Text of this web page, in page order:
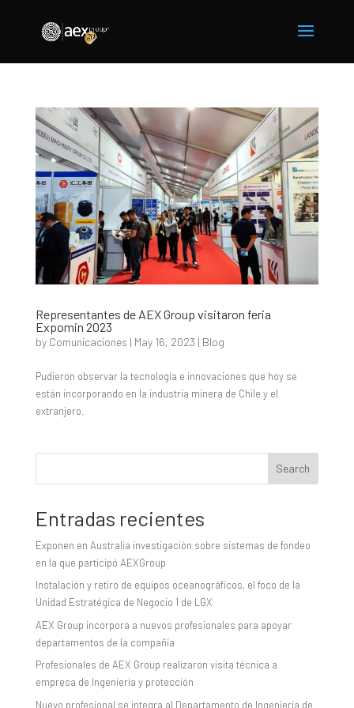
Representantes de AEX Group visitaron feria
Expomin 2023
by Comunicaciones | May 16, 2023 | Blog
Pudieron observar la tecnología e innovaciones que hoy se
están incorporando en la industria minera de Chile y el
extranjero.
Search
Entradas recientes
Exponen en Australia investigación sobre sistemas de fondeo
en la que participó AEXGroup
Instalación y retiro de equipos oceanográficos, el foco de la
Unidad Estratégica de Negocio 1 de LGX
AEX Group incorpora a nuevos profesionales para apoyar
departamentos de la compañía
Profesionales de AEX Group realizaron visita técnica a
empresa de Ingeniería y protección
Nuevo profesional se integra al Departamento de Ingeniería de